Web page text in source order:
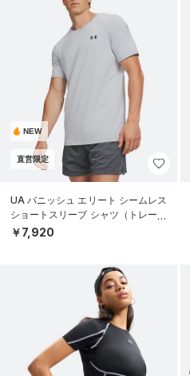
NEW
直営限定
UA バニッシュ エリート シームレス
ショートスリーブ シャツ（トレーニ
ング/MEN）
￥7,920